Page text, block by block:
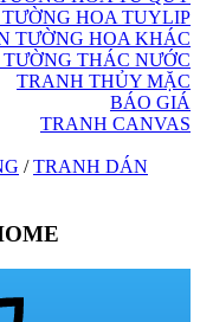
HOA TUYLIP
TƯỜNG HOA KHÁC
THÁC NƯỚC
TRANH THỦY MẶC
BÁO GIÁ
TRANH CANVAS
/ TRANH DÁN